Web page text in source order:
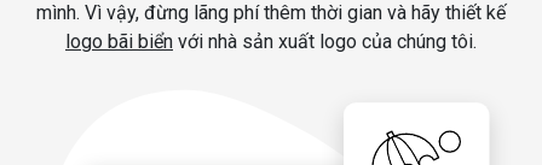
mình. Vì vậy, đừng lãng phí thêm thời gian và hãy thiết kế
logo bãi biển với nhà sản xuất logo của chúng tôi.